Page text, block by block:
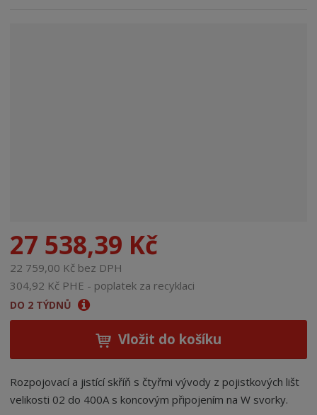
27 538,39 Kč
22 759,00 Kč bez DPH
304,92 Kč PHE - poplatek za recyklaci
DO 2 TÝDNŮ
Vložit do košíku
Rozpojovací a jistící skříň s čtyřmi vývody z pojistkových lišt
velikosti 02 do 400A s koncovým připojením na W svorky.